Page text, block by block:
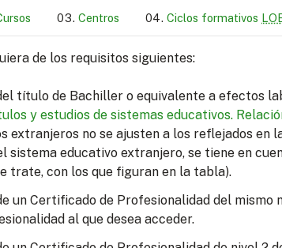
Centros Ciclos formativos
de los requisitos siguientes:
título de Bachiller o equivalente a efectos
y estudios de sistemas educativos.
extranjeros no se ajusten a los reflejados en
sistema educativo extranjero, se tiene en
trate, con los que figuran en la tabla).
un Certificado de Profesionalidad del
al que desea acceder.